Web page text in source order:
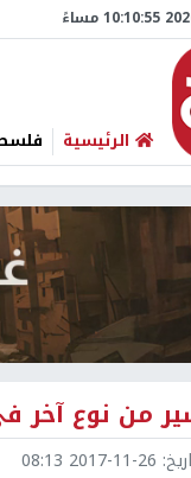
الرئيسية
من نوع آخر
2017-11-26 08:13